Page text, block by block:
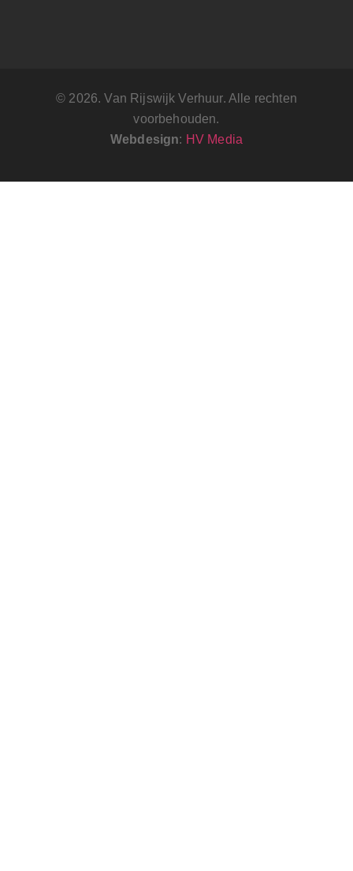
© 2026. Van Rijswijk Verhuur. Alle rechten
voorbehouden.
Webdesign: HV Media